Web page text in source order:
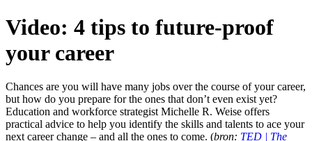
Video: 4 tips to future-proof
your career
Chances are you will have many jobs over the course of your career,
but how do you prepare for the ones that don’t even exist yet?
Education and workforce strategist Michelle R. Weise offers
practical advice to help you identify the skills and talents to ace your
next career change – and all the ones to come. (bron: TED | The